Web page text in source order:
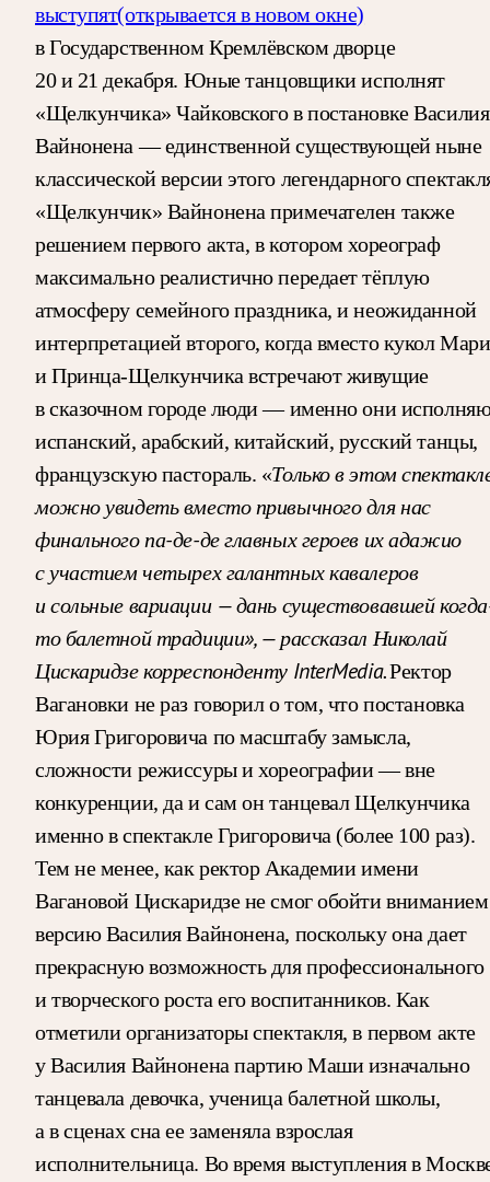
выступят(открывается в новом окне)
в Государственном Кремлёвском дворце
20 и 21 декабря. Юные танцовщики исполнят
«Щелкунчика» Чайковского в постановке Василия
Вайнонена — единственной существующей ныне
классической версии этого легендарного
«Щелкунчик» Вайнонена примечателен также
решением первого акта, в котором хореограф
максимально реалистично передает тёплую
атмосферу семейного праздника, и неожиданной
интерпретацией второго, когда вместо кукол Мари
и Принца-Щелкунчика встречают живущие
в сказочном городе люди — именно они
испанский, арабский, китайский, русский танцы,
французскую пастораль. «Только в этом
можно увидеть вместо привычного для нас
финального па-де-де главных героев их адажио
с участием четырех галантных кавалеров
и сольные вариации — дань существовавшей
то балетной традиции», — рассказал Николай
Цискаридзе корреспонденту InterMedia.Ректор
Вагановки не раз говорил о том, что постановка
Юрия Григоровича по масштабу замысла,
сложности режиссуры и хореографии — вне
конкуренции, да и сам он танцевал Щелкунчика
именно в спектакле Григоровича (более 100 раз).
Тем не менее, как ректор Академии имени
Вагановой Цискаридзе не смог обойти вниманием
версию Василия Вайнонена, поскольку она дает
прекрасную возможность для профессионального
и творческого роста его воспитанников. Как
отметили организаторы спектакля, в первом акте
у Василия Вайнонена партию Маши изначально
танцевала девочка, ученица балетной школы,
а в сценах сна ее заменяла взрослая
исполнительница. Во время выступления в